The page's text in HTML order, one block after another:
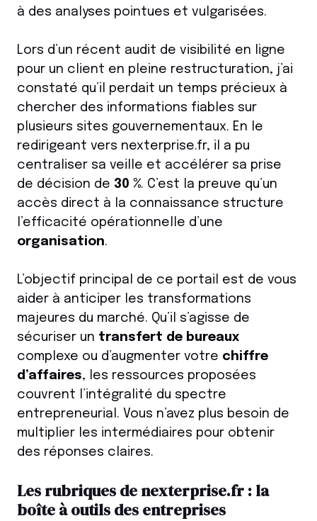
à des analyses pointues et vulgarisées.
Lors d’un récent audit de visibilité en ligne
pour un client en pleine restructuration, j’ai
constaté qu’il perdait un temps précieux à
chercher des informations fiables sur
plusieurs sites gouvernementaux. En le
redirigeant vers nexterprise.fr, il a pu
centraliser sa veille et accélérer sa prise
de décision de 30 %. C’est la preuve qu’un
accès direct à la connaissance structure
l’efficacité opérationnelle d’une
organisation.
L’objectif principal de ce portail est de vous
aider à anticiper les transformations
majeures du marché. Qu’il s’agisse de
sécuriser un transfert de bureaux
complexe ou d’augmenter votre chiffre
d’affaires, les ressources proposées
couvrent l’intégralité du spectre
entrepreneurial. Vous n’avez plus besoin de
multiplier les intermédiaires pour obtenir
des réponses claires.
Les rubriques de nexterprise.fr : la
boîte à outils des entreprises